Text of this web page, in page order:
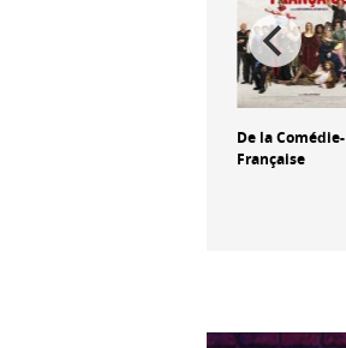
De la Comédie-
Française